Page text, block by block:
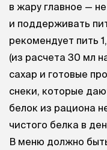
в жару главное —
и поддерживать
рекомендует пить
(из расчета 30 мл
сахар и готовые
снеки, которые
белок из рациона
чистого белка в
В меню должно